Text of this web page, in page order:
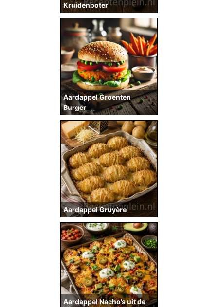
Kruidenboter
Aardappel Groenten
Burger
Aardappel Gruyère
Aardappel Nacho’s uit de